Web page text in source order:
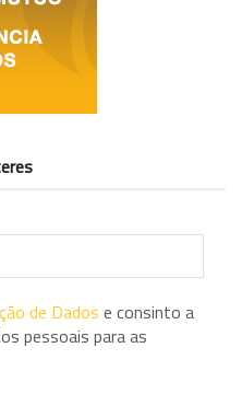
de Dados e consinto a
pessoais para as